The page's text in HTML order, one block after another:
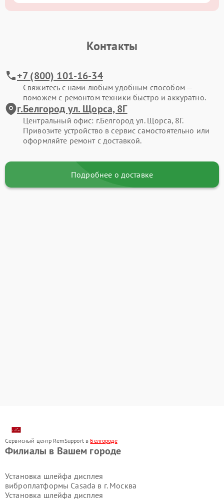
Контакты
+7 (800) 101-16-34
Свяжитесь с нами любым удобным способом —
поможем с ремонтом техники быстро и аккуратно.
г.Белгород ул. Щорса, 8Г
Центральный офис: г.Белгород ул. Щорса, 8Г.
Привозите устройство в сервис самостоятельно или
оформляйте ремонт с доставкой.
Подробнее о доставке
Сервисный центр RemSupport в Белгороде
Филиалы в Вашем городе
Установка шлейфа дисплея
виброплатформы Casada в г. Москва
Установка шлейфа дисплея